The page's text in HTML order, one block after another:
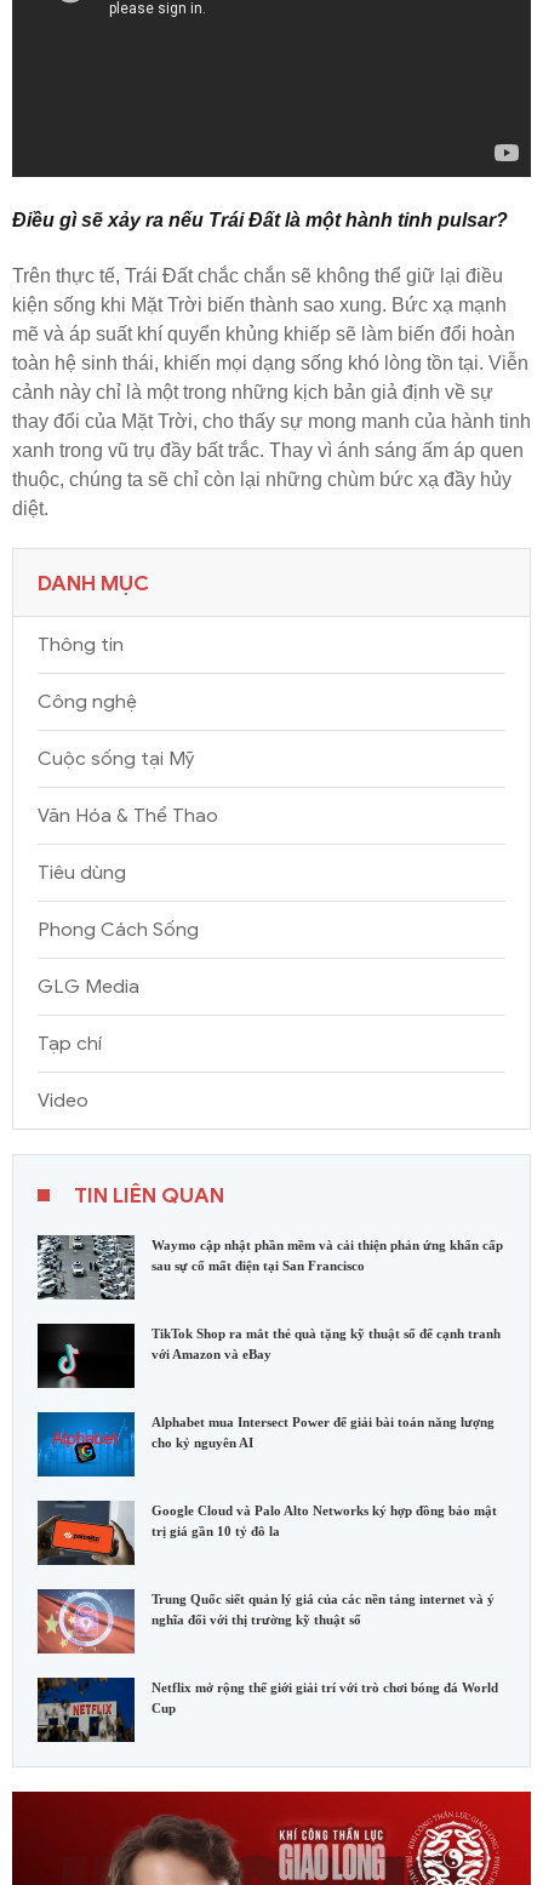
Điều gì sẽ xảy ra nếu Trái Đất là một hành tinh pulsar?
Trên thực tế, Trái Đất chắc chắn sẽ không thể giữ lại điều
kiện sống khi Mặt Trời biến thành sao xung. Bức xạ mạnh
mẽ và áp suất khí quyển khủng khiếp sẽ làm biến đổi hoàn
toàn hệ sinh thái, khiến mọi dạng sống khó lòng tồn tại. Viễn
cảnh này chỉ là một trong những kịch bản giả định về sự
thay đổi của Mặt Trời, cho thấy sự mong manh của hành tinh
xanh trong vũ trụ đầy bất trắc. Thay vì ánh sáng ấm áp quen
thuộc, chúng ta sẽ chỉ còn lại những chùm bức xạ đầy hủy
diệt.
DANH MỤC
Thông tin
Công nghệ
Cuộc sống tại Mỹ
Văn Hóa & Thể Thao
Tiêu dùng
Phong Cách Sống
GLG Media
Tạp chí
Video
TIN LIÊN QUAN
Waymo cập nhật phần mềm và cải thiện phản ứng khẩn cấp
sau sự cố mất điện tại San Francisco
TikTok Shop ra mắt thẻ quà tặng kỹ thuật số để cạnh tranh
với Amazon và eBay
Alphabet mua Intersect Power để giải bài toán năng lượng
cho kỷ nguyên AI
Google Cloud và Palo Alto Networks ký hợp đồng bảo mật
trị giá gần 10 tỷ đô la
Trung Quốc siết quản lý giá của các nền tảng internet và ý
nghĩa đối với thị trường kỹ thuật số
Netflix mở rộng thế giới giải trí với trò chơi bóng đá World
Cup